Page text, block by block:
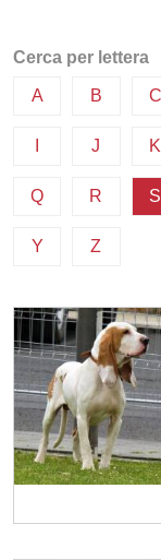
Cerca per lettera
A B C
J K
Q R S
Y Z